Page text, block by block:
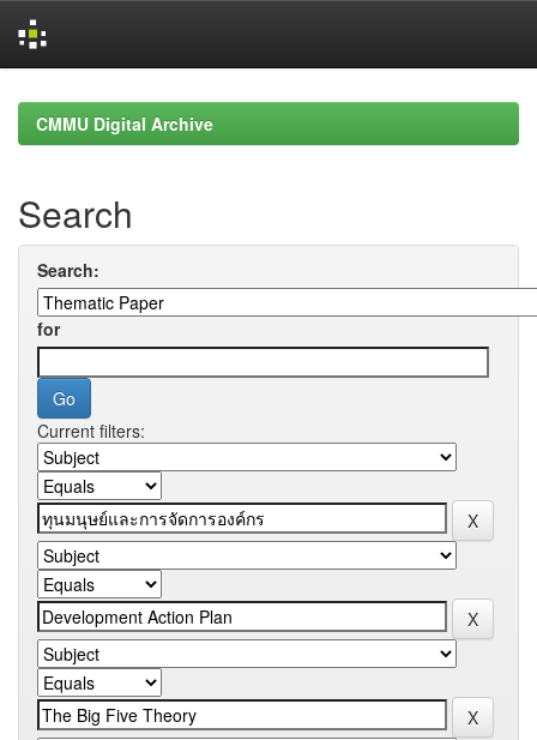
navigationCMMU Digital Archive
Search
Search:
for
Current filters: